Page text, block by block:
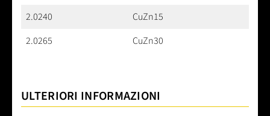
2.0240
CuZn15
2.0265
CuZn30
ULTERIORI INFORMAZIONI